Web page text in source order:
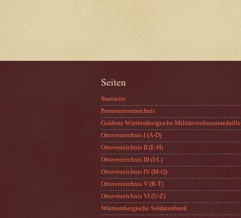
Seiten
Startseite
Personenverzeichnis
Goldene Württembergische Militärverdienstmedaille
Ortsverzeichnis I (A-D)
Ortsverzeichnis II (E-H)
Ortsverzeichnis III (I-L)
Ortsverzeichnis IV (M-Q)
Ortsverzeichnis V (R-T)
Ortsverzeichnis VI (U-Z)
Württembergische Soldatenbank